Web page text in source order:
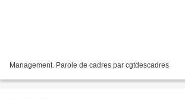
Management. Parole de cadres par cgtdescadres